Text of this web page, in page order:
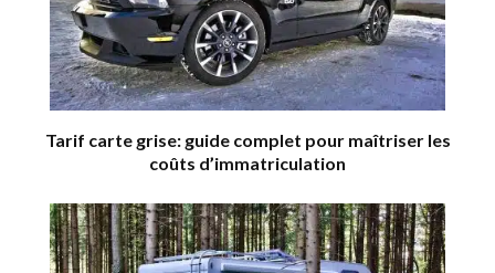
Tarif carte grise: guide complet pour maîtriser les
coûts d’immatriculation